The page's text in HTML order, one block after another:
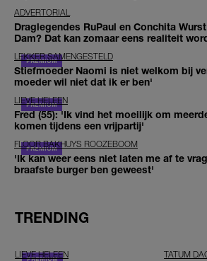
ADVERTORIAL
Draglegendes RuPaul en Conchita
Dam? Dat kan zomaar eens realiteit
LEKKER SAMENGESTELD
Stiefmoeder Naomi is niet welkom bij
moeder wil niet dat ik er ben'
LIEVE HELEEN
Fred (55): 'Ik vind het moeilijk om
komen tijdens een vrijpartij'
FLOOR BAKHUYS ROOZEBOOM
'Ik kan weer eens niet laten me af te
braafste burger ben geweest'
TRENDING
LIEVE HELEEN TATUM